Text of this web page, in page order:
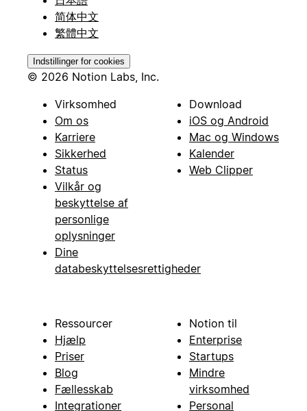
简体中文
繁體中文
Indstillinger for cookies
© 2026 Notion Labs, Inc.
Virksomhed
Om os
Karriere
Sikkerhed
Status
Vilkår og
beskyttelse af
personlige
oplysninger
Dine
databeskyttelsesrettigheder
Download
iOS og Android
Mac og Windows
Kalender
Web Clipper
Ressourcer
Hjælp
Priser
Blog
Fællesskab
Integrationer
Notion til
Enterprise
Startups
Mindre
virksomhed
Personal